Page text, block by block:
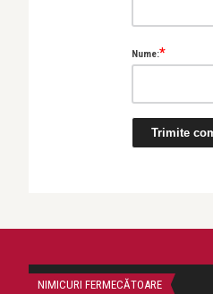
Nume:*
NIMICURI FERMECĂTOARE